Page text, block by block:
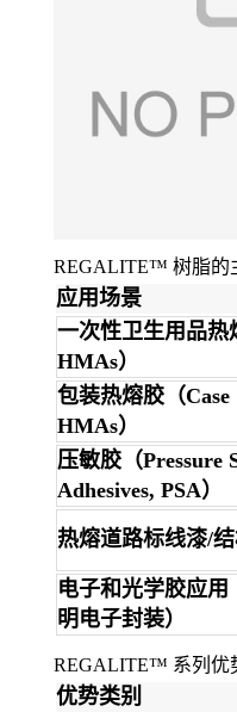
REGALITE™ 树脂的
应用场景
一次性卫生用品热
HMAs）
包装热熔胶（
HMAs）
压敏胶（Pressure
Adhesives, PSA）
热熔道路标线漆/
电子和光学胶应
明电子封装）
REGALITE™ 系列优
优势类别